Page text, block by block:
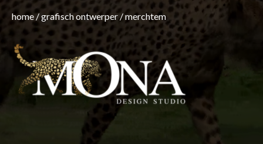
home/grafisch ontwerper/merchtem